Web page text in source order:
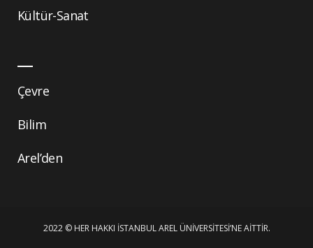
Kültür-Sanat
Çevre
Bilim
Arel’den
2022 © HER HAKKI İSTANBUL AREL ÜNIVERSITESI’NE AITTIR.